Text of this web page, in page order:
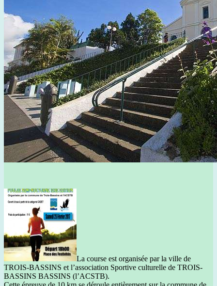
La course est organisée par la ville de
TROIS-BASSINS et l’association Sportive culturelle de TROIS-
BASSINS BASSINS (l’ACSTB).